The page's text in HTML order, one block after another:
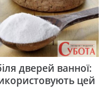
дверей ванної:
цей